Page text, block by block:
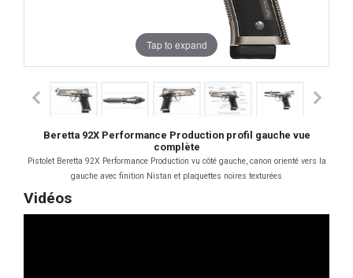
Tap to expand
Beretta 92X Performance Production profil gauche vue
complète
Pistolet Beretta 92X Performance Production vu côté gauche, canon orienté vers la
gauche avec finition Nistan et plaquettes noires texturées
Vidéos